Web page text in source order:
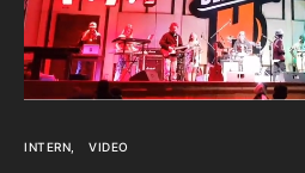
INTERN VIDEO